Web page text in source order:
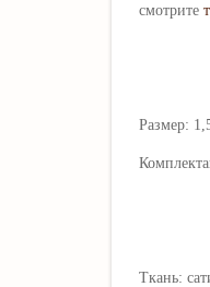
смотрите
Размер:
Ткань: